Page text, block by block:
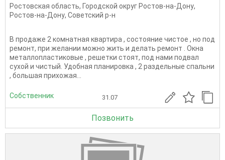
Ростовская область, Городской округ Ростов-на-Дону,
Ростов-на-Дону, Советский р-н
В продаже 2 комнатная квартира , состояние чистое , но под
ремонт, при желании можно жить и делать ремонт . Окна
металлопластиковые , решетки стоят, под нами подвал
сухой и чистый. Удобная планировка , 2 раздельные спальни
, большая прихожая...
Собственник 31.07
Позвонить